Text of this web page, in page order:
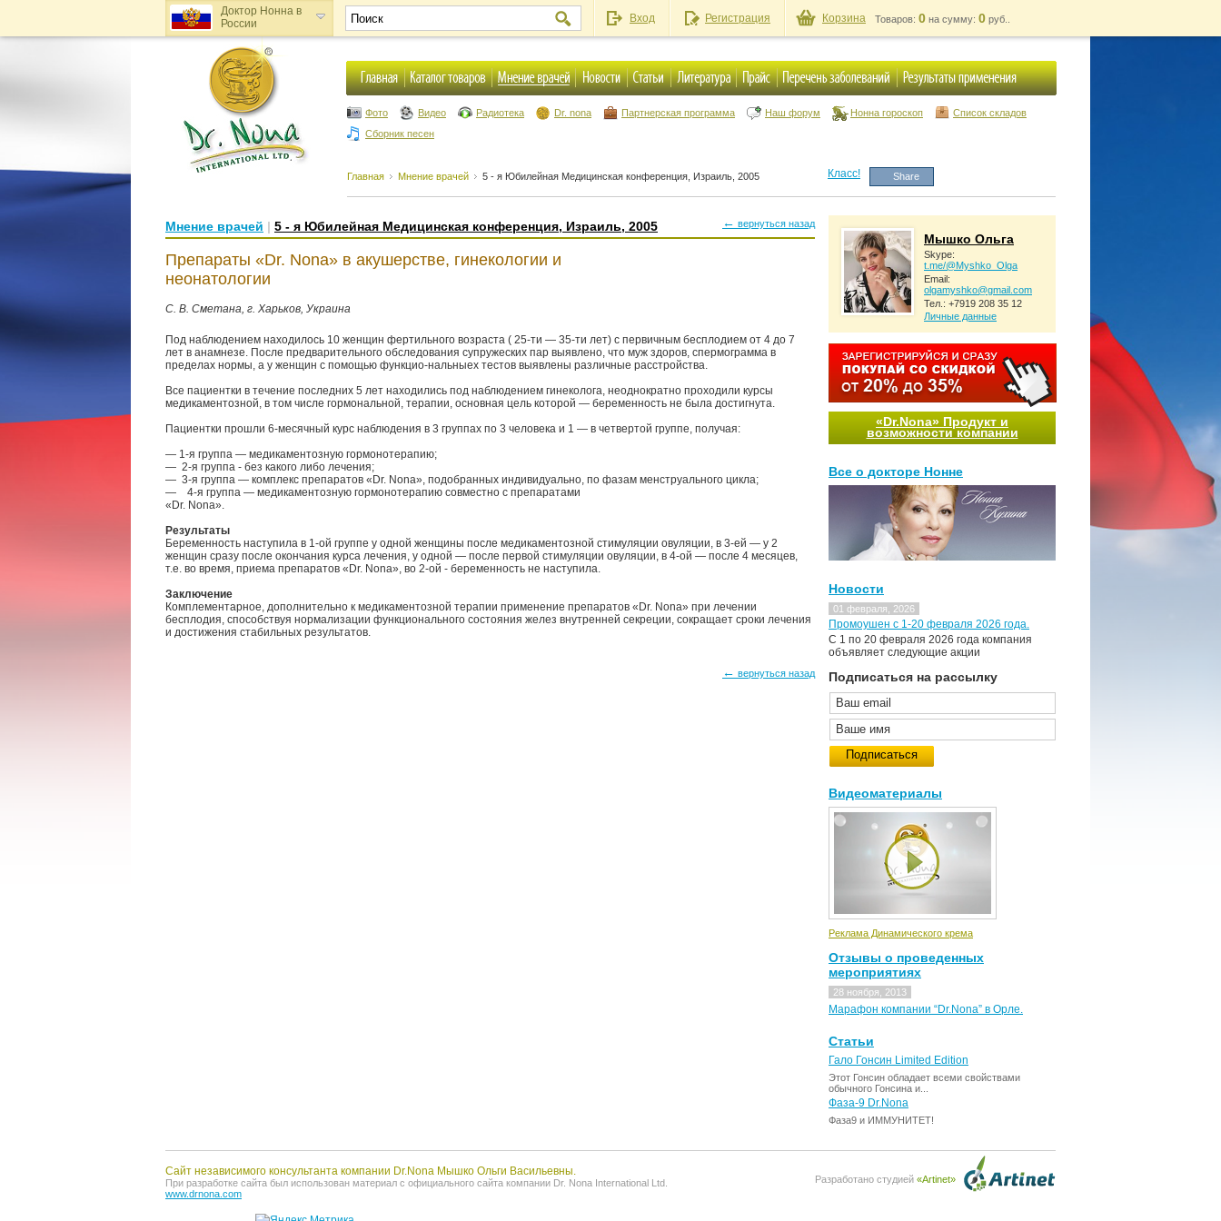
Доктор Нонна в
России
Доктор Нонна в
Украине
Вход Регистрация Корзина Товаров: 0 на сумму: 0 руб..
Фото Видео Радиотека Dr. nona Партнерская программа Наш форум Нонна гороскоп
Список складов
Сборник песен
Главная Мнение врачей 5 - я Юбилейная Медицинская конференция, Израиль, 2005 Класс! Share
← вернуться назад
Мнение врачей | 5 - я Юбилейная Медицинская конференция, Израиль, 2005
Препараты «Dr. Nona» в акушерстве, гинекологии и
неонатологии
С. В. Сметана, г. Харьков, Украина
Под наблюдением находилось 10 женщин фертильного возраста ( 25-ти — 35-ти лет) с первичным бесплодием от 4 до 7
лет в анамнезе. После предварительного обследования супружеских пар выявлено, что муж здоров, спермограмма в
пределах нормы, а у женщин с помощью функцио-нальныех тестов выявлены различные расстройства.
Все пациентки в течение последних 5 лет находились под наблюдением гинеколога, неоднократно проходили курсы
медикаментозной, в том числе гормональной, терапии, основная цель которой — беременность не была достигнута.
Пациентки прошли 6-месячный курс наблюдения в 3 группах по 3 человека и 1 — в четвертой группе, получая:
— 1-я группа — медикаментозную гормонотерапию;
— 2-я группа - без какого либо лечения;
— 3-я группа — комплекс препаратов «Dr. Nona», подобранных индивидуально, по фазам менструального цикла;
— 4-я группа — медикаментозную гормонотерапию совместно с препаратами
«Dr. Nona».
Результаты
Беременность наступила в 1-ой группе у одной женщины после медикаментозной стимуляции овуляции, в 3-ей — у 2
женщин сразу после окончания курса лечения, у одной — после первой стимуляции овуляции, в 4-ой — после 4 месяцев,
т.е. во время, приема препаратов «Dr. Nona», во 2-ой - беременность не наступила.
Заключение
Комплементарное, дополнительно к медикаментозной терапии применение препаратов «Dr. Nona» при лечении
бесплодия, способствуя нормализации функционального состояния желез внутренней секреции, сокращает сроки лечения
и достижения стабильных результатов.
← вернуться назад
Мышко Ольга
Skype:
t.me/@Myshko_Olga
Email:
olgamyshko@gmail.com
Тел.: +7919 208 35 12
Личные данные
«Dr.Nona» Продукт и
возможности компании
Все о докторе Нонне
Новости
01 февраля, 2026
Промоушен с 1-20 февраля 2026 года.
C 1 по 20 февраля 2026 года компания
объявляет следующие акции
Подписаться на рассылку
Видеоматериалы
Реклама Динамического крема
Отзывы о проведенных
мероприятиях
28 ноября, 2013
Марафон компании “Dr.Nona” в Орле.
Статьи
Гало Гонсин Limited Edition
Этот Гонсин обладает всеми свойствами
обычного Гонсина и...
Фаза-9 Dr.Nona
Фаза9 и ИММУНИТЕТ!
Разработано студией «Artinet»
Сайт независимого консультанта компании Dr.Nona Мышко Ольги Васильевны.
При разработке сайта был использован материал с официального сайта компании Dr. Nona International Ltd.
www.drnona.com